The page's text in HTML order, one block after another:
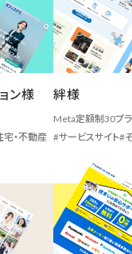
ン様
宅・不動産
絆様
Meta定額制30プ
サービスサイト